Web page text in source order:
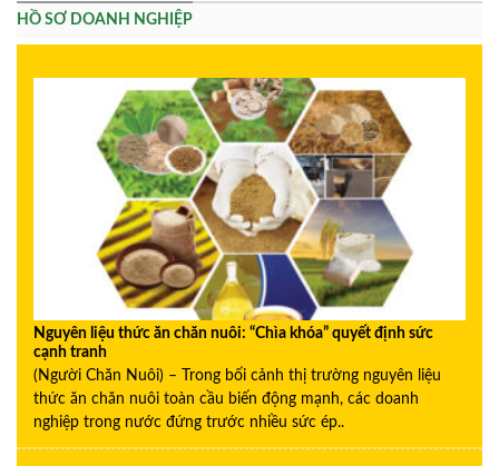
HỒ SƠ DOANH NGHIỆP
Nguyên liệu thức ăn chăn nuôi: “Chìa khóa” quyết định sức
cạnh tranh
(Người Chăn Nuôi) – Trong bối cảnh thị trường nguyên liệu
thức ăn chăn nuôi toàn cầu biến động mạnh, các doanh
nghiệp trong nước đứng trước nhiều sức ép..